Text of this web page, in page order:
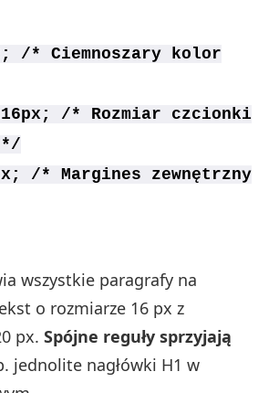
/* Ciemnoszary kolor
/* Rozmiar czcionki
*/
/* Margines zewnętrzny
wszystkie paragrafy na
o rozmiarze 16 px z
px.Spójne reguły sprzyjają
jednolite nagłówki H1 w